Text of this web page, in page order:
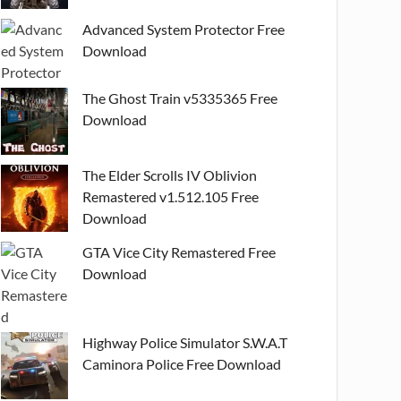
Advanced System Protector Free
Download
The Ghost Train v5335365 Free
Download
The Elder Scrolls IV Oblivion
Remastered v1.512.105 Free
Download
GTA Vice City Remastered Free
Download
Highway Police Simulator S.W.A.T
Caminora Police Free Download